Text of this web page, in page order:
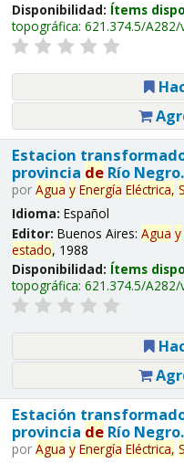
Disponibilidad: Ítems
topográfica: 621.374.5/A282/
Estacion
provincia deRío Negro.
por Agua y Energía Eléctrica,
Idioma: Español
Editor: Buenos Aires: Agua y
estado, 1988
Disponibilidad: Ítems
topográfica: 621.374.5/A282/
Estación
provincia deRío Negro.
por Agua y Energía Eléctrica,